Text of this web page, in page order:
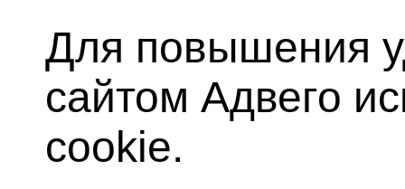
Для повышения
сайтом Адвего
cookie.